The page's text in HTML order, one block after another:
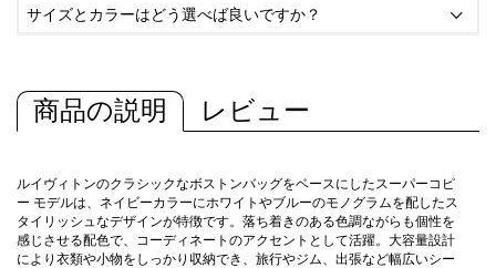
サイズとカラーはどう選べば良いですか？ 
商品の説明 レビュー
ルイヴィトンのクラシックなボストンバッグをベースにしたスーパーコピ
ー モデルは、ネイビーカラーにホワイトやブルーのモノグラムを配したス
タイリッシュなデザインが特徴です。落ち着きのある色調ながらも個性を
感じさせる配色で、コーディネートのアクセントとして活躍。大容量設計
により衣類や小物をしっかり収納でき、旅行やジム、出張など幅広いシー